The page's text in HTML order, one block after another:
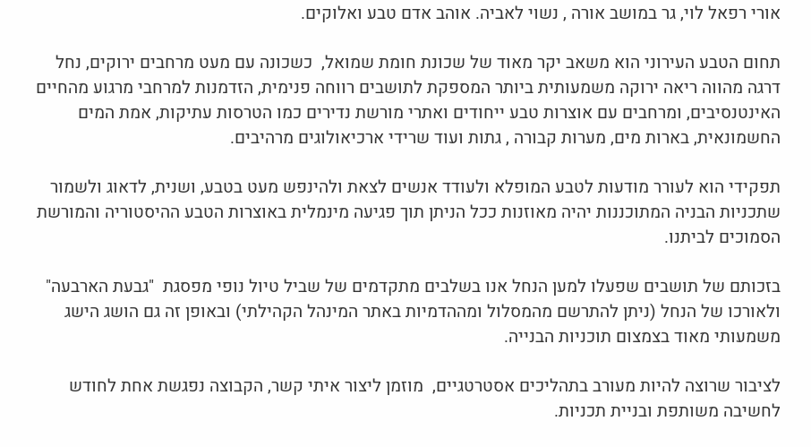
אורי רפאל לוי, גר במושב אורה , נשוי לאביה. אוהב אדם טבע ואלוקים.
תחום הטבע העירוני הוא משאב יקר מאוד של שכונת חומת שמואל, כשכונה עם מעט מרחבים ירוקים, נחל
דרגה מהווה ריאה ירוקה משמעותית ביותר המספקת לתושבים רווחה פנימית, הזדמנות למרחבי מרגוע מהחיים
האינטנסיבים, ומרחבים עם אוצרות טבע ייחודים ואתרי מורשת נדירים כמו הטרסות עתיקות, אמת המים
החשמונאית, בארות מים, מערות קבורה , גתות ועוד שרידי ארכיאולוגים מרהיבים.
תפקידי הוא לעורר מודעות לטבע המופלא ולעודד אנשים לצאת ולהינפש מעט בטבע, ושנית, לדאוג ולשמור
שתכניות הבניה המתוכננות יהיה מאוזנות ככל הניתן תוך פגיעה מינמלית באוצרות הטבע ההיסטוריה והמורשת
הסמוכים לביתנו.
בזכותם של תושבים שפעלו למען הנחל אנו בשלבים מתקדמים של שביל טיול נופי מפסגת "גבעת הארבעה"
ולאורכו של הנחל (ניתן להתרשם מהמסלול ומההדמיות באתר המינהל הקהילתי) ובאופן זה גם הושג הישג
משמעותי מאוד בצמצום תוכניות הבנייה.
לציבור שרוצה להיות מעורב בתהליכים אסטרטגיים, מוזמן ליצור איתי קשר, הקבוצה נפגשת אחת לחודש
לחשיבה משותפת ובניית תכניות.